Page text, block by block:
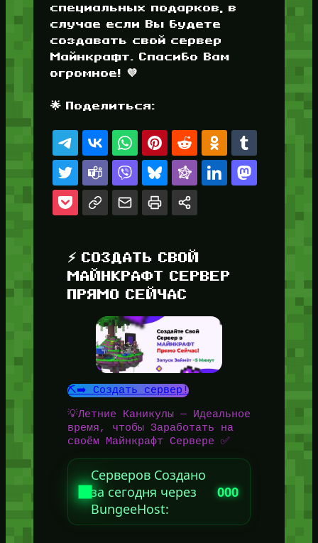
специальных подарков, в
случае если Вы будете
создавать свой сервер
Майнкрафт. Спасибо Вам
огромное! 💜
🌟 Поделиться:
⚡ СОЗДАТЬ СВОЙ
МАЙНКРАФТ СЕРВЕР
ПРЯМО СЕЙЧАС
⛏️➡️ Создать сервер!
💡Летние Каникулы — Идеальное
время, чтобы Заработать на
своём Майнкрафт Сервере ✅
Серверов Создано
за сегодня через
BungeeHost:
000